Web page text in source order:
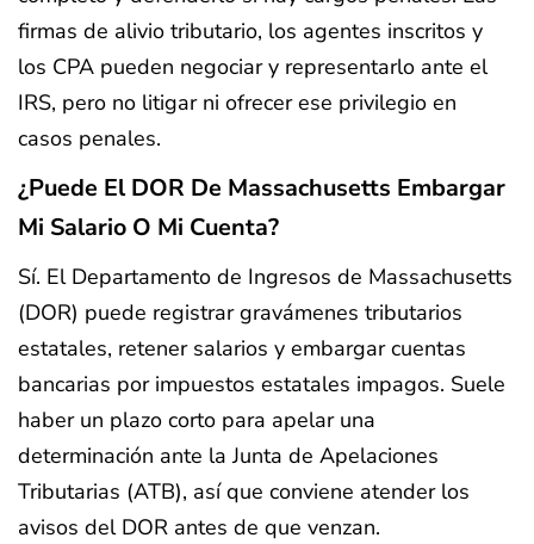
firmas de alivio tributario, los agentes inscritos y
los CPA pueden negociar y representarlo ante el
IRS, pero no litigar ni ofrecer ese privilegio en
casos penales.
¿Puede El DOR De Massachusetts Embargar
Mi Salario O Mi Cuenta?
Sí. El Departamento de Ingresos de Massachusetts
(DOR) puede registrar gravámenes tributarios
estatales, retener salarios y embargar cuentas
bancarias por impuestos estatales impagos. Suele
haber un plazo corto para apelar una
determinación ante la Junta de Apelaciones
Tributarias (ATB), así que conviene atender los
avisos del DOR antes de que venzan.